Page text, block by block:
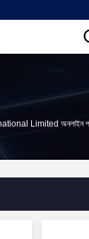
Limited অনলাইন